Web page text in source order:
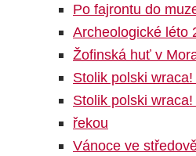
Po fajrontu do
Archeologické léto
Žofinská huť v
Stolik polski
Stolik polski
řekou
Vánoce ve